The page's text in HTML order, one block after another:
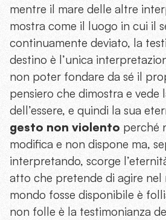
mentre il mare delle altre
mostra come il luogo in cui il
continuamente deviato, la
destino è l’unica
non poter fondare da sé il
pensiero che dimostra e vede
dell’essere, e quindi la sua
gesto non violento perché
modifica e non dispone ma,
interpretando, scorge
atto che pretende di agire nel
mondo fosse disponibile è
non folle è la testimonianza